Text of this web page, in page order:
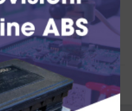
di immissione